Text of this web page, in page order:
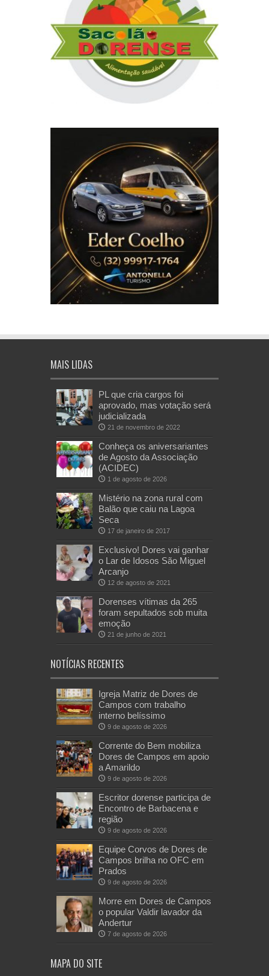
MAIS LIDAS
PL que cria cargos foi
aprovado, mas votação será
judicializada
21 de novembro de 2022
Conheça os aniversariantes
de Agosto da Associação
(ACIDEC)
1 de agosto de 2026
Mistério na zona rural com
Balão que caiu na Lagoa
Seca
17 de janeiro de 2017
Exclusivo! Dores vai ganhar
o Lar de Idosos São Miguel
Arcanjo
12 de agosto de 2021
Dorenses vítimas da 265
foram sepultados sob muita
emoção
21 de junho de 2021
NOTÍCIAS RECENTES
Igreja Matriz de Dores de
Campos com trabalho
interno belíssimo
9 de agosto de 2026
Corrente do Bem mobiliza
Dores de Campos em apoio
a Amarildo
9 de agosto de 2026
Escritor dorense participa de
Encontro de Barbacena e
região
9 de agosto de 2026
Equipe Corvos de Dores de
Campos brilha no OFC em
Prados
9 de agosto de 2026
Morre em Dores de Campos
o popular Valdir lavador da
Andertur
7 de agosto de 2026
MAPA DO SITE